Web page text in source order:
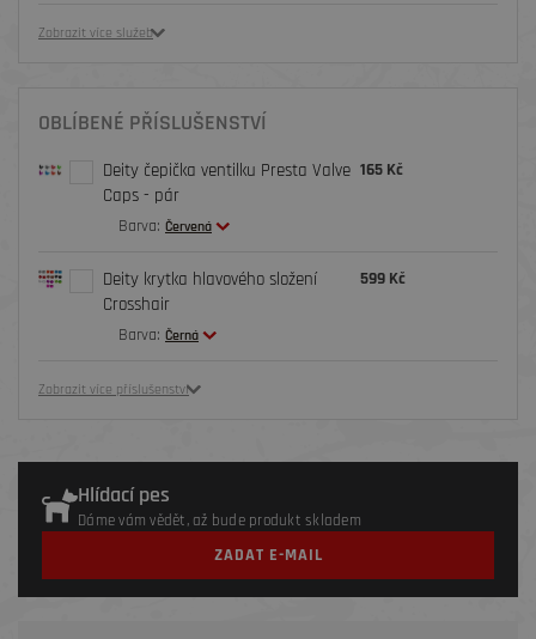
Zobrazit více služeb
OBLÍBENÉ PŘÍSLUŠENSTVÍ
Deity čepička ventilku Presta Valve
Caps - pár
Barva: Červená
165 Kč
Deity krytka hlavového složení
Crosshair
Barva: Černá
599 Kč
Zobrazit více příslušenství
Hlídací pes
Dáme vám vědět, až bude produkt skladem
ZADAT E-MAIL